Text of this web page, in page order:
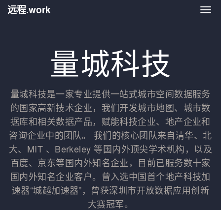
远
远程.work
量城科技
量城科技是一家专业提供一站式城市空间数据服务
的国家高新技术企业，我们开发城市地图、城市数
据库和相关数据产品，赋能科技企业、地产企业和
咨询企业中的团队。 我们的核心团队来自清华、北
大、MIT 、Berkeley 等国内外顶尖学术机构，以及
百度、京东等国内外知名企业，目前已服务数十家
国内外知名企业客户。曾入选中国首个地产科技加
速器“城越加速器”，曾获深圳市开放数据应用创新
大赛冠军。